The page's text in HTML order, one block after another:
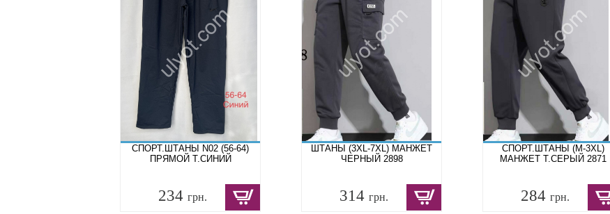
СПОРТ.ШТАНЫ N02 (56-64)
ПРЯМОЙ Т.СИНИЙ
234 грн.
ШТАНЫ (3XL-7XL) МАНЖЕТ
ЧЕРНЫЙ 2898
314 грн.
СПОРТ.ШТАНЫ (M-3XL)
МАНЖЕТ Т.СЕРЫЙ 2871
284 грн.